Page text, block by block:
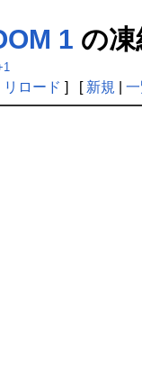
1 の
リロード ] [ 新規